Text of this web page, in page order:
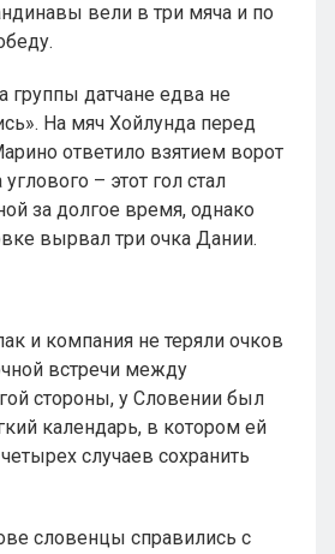
вели в три мяча и по
группы датчане едва не
На мяч Хойлунда перед
ответило взятием ворот
– этот гол стал
за долгое время, однако
вырвал три очка Дании.
и компания не теряли очков
встречи между
стороны, у Словении был
календарь, в котором ей
случаев сохранить
словенцы справились с